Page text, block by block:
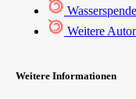
Weitere
Weitere Informationen